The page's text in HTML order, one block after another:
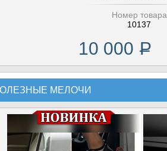
Номер товара
10137
10 000 Р
МЕЛОЧИ